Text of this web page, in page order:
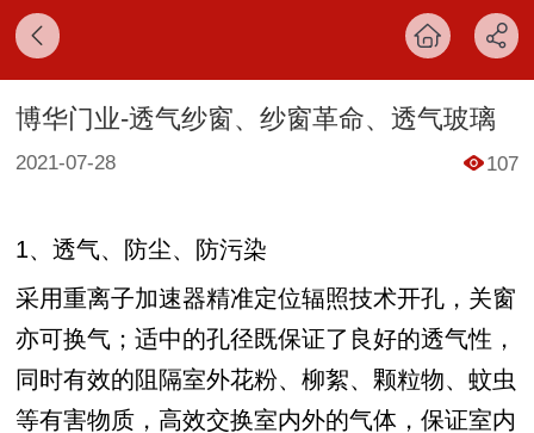
博华门业-透气纱窗、纱窗革命、透气玻璃
2021-07-28 107
1、透气、防尘、防污染
采用重离子加速器精准定位辐照技术开孔，关窗
亦可换气；适中的孔径既保证了良好的透气性，
同时有效的阻隔室外花粉、柳絮、颗粒物、蚊虫
等有害物质，高效交换室内外的气体，保证室内